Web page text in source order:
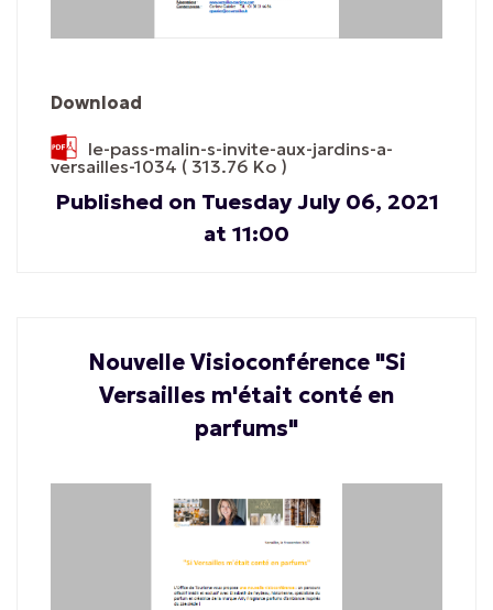
Download
le-pass-malin-s-invite-aux-jardins-a-
versailles-1034 ( 313.76 Ko )
Published on Tuesday July 06, 2021
at 11:00
Nouvelle Visioconférence "Si
Versailles m'était conté en
parfums"